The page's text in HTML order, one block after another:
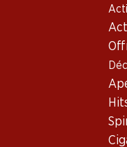
Shop des Vins
Italie
Viala Pinot Grigio